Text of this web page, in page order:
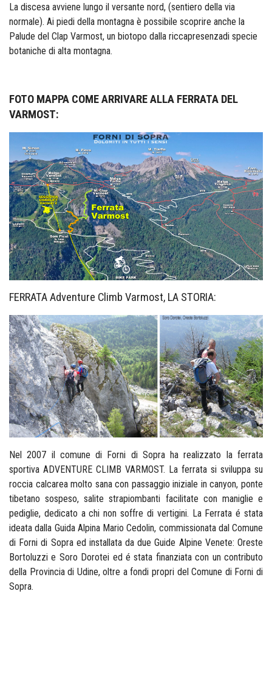
La discesa avviene lungo il versante nord, (sentiero della via
normale). Ai piedi della montagna è possibile scoprire anche la
Palude del Clap Varmost, un biotopo dalla riccapresenzadi specie
botaniche di alta montagna.
FOTO MAPPA COME ARRIVARE ALLA FERRATA DEL
VARMOST:
FERRATA Adventure Climb Varmost, LA STORIA:
Nel 2007 il comune di Forni di Sopra ha realizzato la ferrata
sportiva ADVENTURE CLIMB VARMOST. La ferrata si sviluppa su
roccia calcarea molto sana con passaggio iniziale in canyon, ponte
tibetano sospeso, salite strapiombanti facilitate con maniglie e
pediglie, dedicato a chi non soffre di vertigini. La Ferrata é stata
ideata dalla Guida Alpina Mario Cedolin, commissionata dal Comune
di Forni di Sopra ed installata da due Guide Alpine Venete: Oreste
Bortoluzzi e Soro Dorotei ed é stata finanziata con un contributo
della Provincia di Udine, oltre a fondi propri del Comune di Forni di
Sopra.